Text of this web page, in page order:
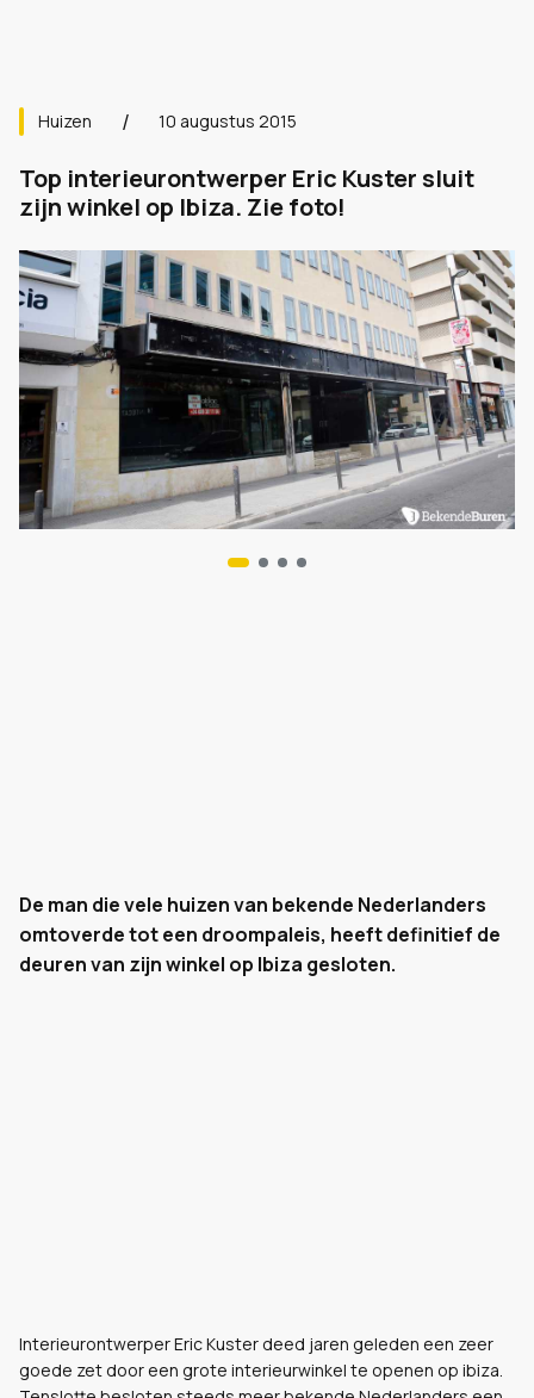
Huizen 10 augustus 2015
Top interieurontwerper Eric Kuster sluit
zijn winkel op Ibiza. Zie foto!
De man die vele huizen van bekende Nederlanders
omtoverde tot een droompaleis, heeft definitief de
deuren van zijn winkel op Ibiza gesloten.
Interieurontwerper Eric Kuster deed jaren geleden een zeer
goede zet door een grote interieurwinkel te openen op ibiza.